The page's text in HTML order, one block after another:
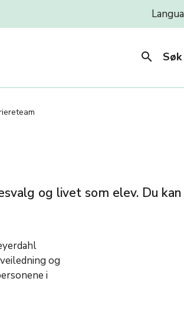
search Søk
og livet som elev. Du
og
i